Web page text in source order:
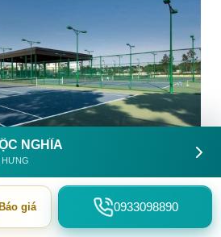
hợp thể thao sân tennis dự án
City Quận Tân Phú
NGHĨA
Báo giá 0933098890